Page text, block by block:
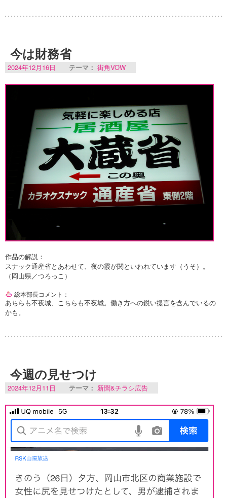
今は財務省
2024年12月16日 テーマ： 街角VOW
作品の解説：
スナック通産省とあわせて、夜の霞が関といわれています（うそ）。
（岡山県／つろっこ）
総本部長コメント：
あちらも不夜城、こちらも不夜城。働き方への鋭い提言を含んでいるの
かも。
今週の見せつけ
2024年12月11日 テーマ： 新聞&チラシ広告